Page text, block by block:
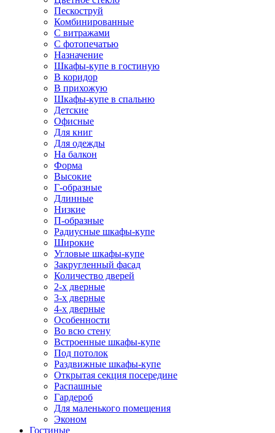
Пескоструй
Комбинированные
С витражами
С фотопечатью
Назначение
Шкафы-купе в гостиную
В коридор
В прихожую
Шкафы-купе в спальню
Детские
Офисные
Для книг
Для одежды
На балкон
Форма
Высокие
Г-образные
Длинные
Низкие
П-образные
Радиусные шкафы-купе
Широкие
Угловые шкафы-купе
Закругленный фасад
Количество дверей
2-х дверные
3-х дверные
4-х дверные
Особенности
Во всю стену
Встроенные шкафы-купе
Под потолок
Раздвижные шкафы-купе
Открытая секция посередине
Распашные
Гардероб
Для маленького помещения
Эконом
Гостиные